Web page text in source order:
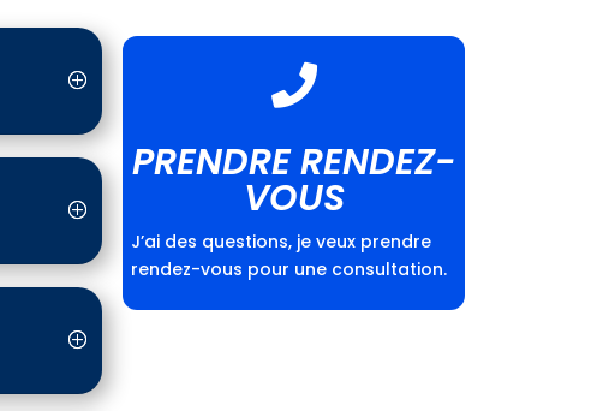

PRENDRE RENDEZ-
VOUS
J’ai des questions, je veux prendre
rendez-vous pour une consultation.